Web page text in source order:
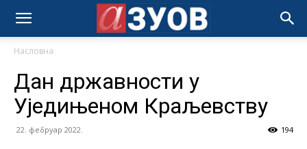
Насловна
Дан државности у
Уједињеном Краљевству
22. фебруар 2022. 194